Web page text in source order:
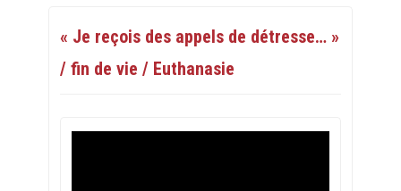
« Je reçois des appels de détresse… »
/ fin de vie / Euthanasie